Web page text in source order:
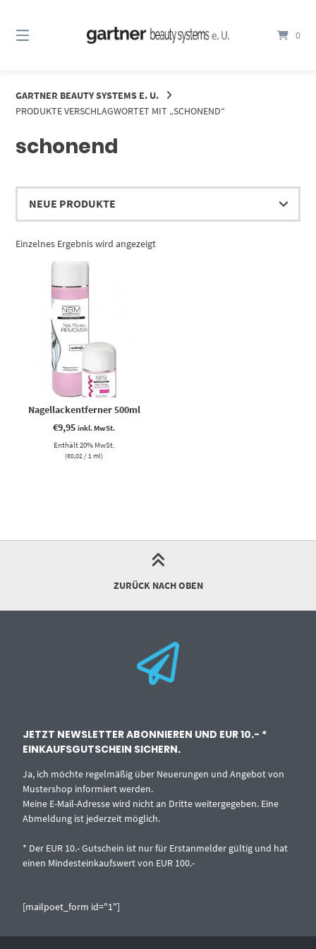
Inhalt
0
GARTNER BEAUTY SYSTEMS E. U.
PRODUKTE VERSCHLAGWORTET MIT „SCHONEND“
schonend
Einzelnes Ergebnis wird angezeigt
Nagellackentferner 500ml
€9,95 inkl. MwSt.
Enthält 20% MwSt.
(€0,02/ 1 ml)
ZURÜCK NACH OBEN
JETZT NEWSLETTER ABONNIEREN UND EUR 10.- *
EINKAUFSGUTSCHEIN SICHERN.
Ja, ich möchte regelmäßig über Neuerungen und Angebot von
Mustershop informiert werden.
Meine E-Mail-Adresse wird nicht an Dritte weitergegeben. Eine
Abmeldung ist jederzeit möglich.
* Der EUR 10.- Gutschein ist nur für Erstanmelder gültig und hat
einen Mindesteinkaufswert von EUR 100.-
[mailpoet_form id="1"]